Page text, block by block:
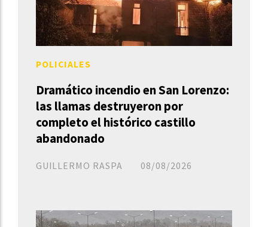
Dramático incendio en San Lorenzo:
las llamas destruyeron por
completo el histórico castillo
abandonado
GUILLERMO RASPA
POLICIALES
08/08/2026